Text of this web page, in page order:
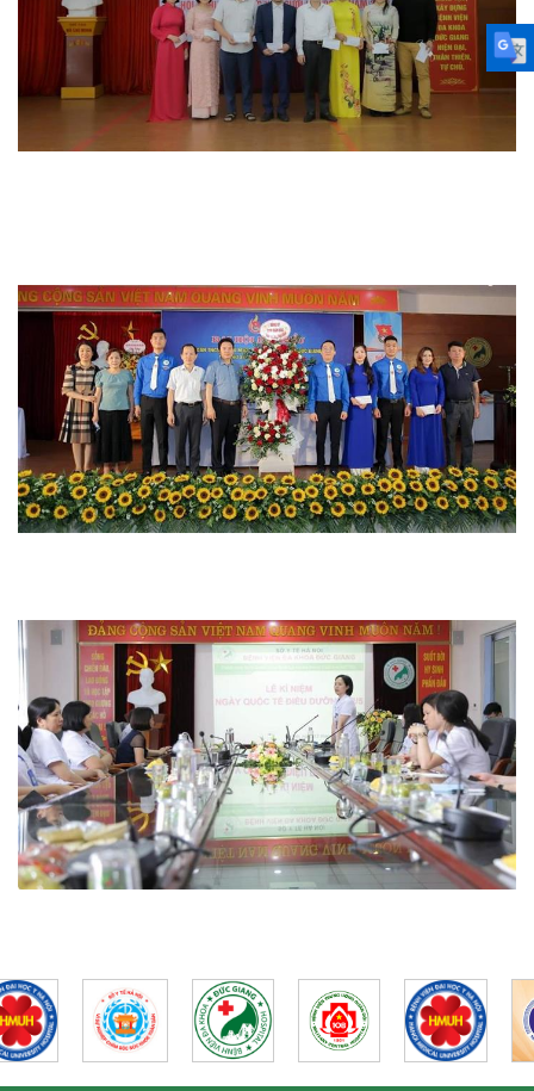
Hoạt động chuyên môn